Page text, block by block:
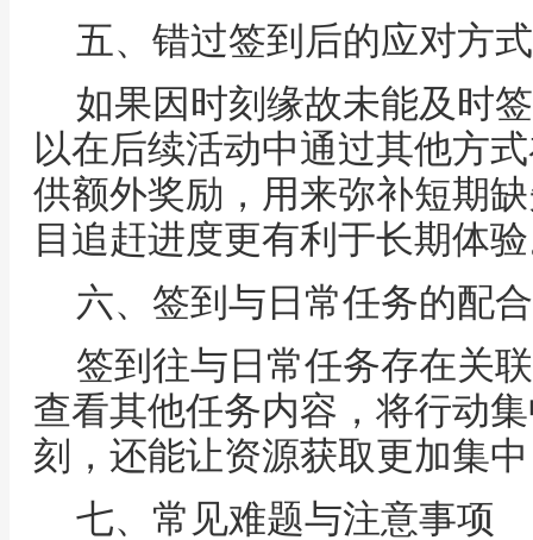
五、错过签到后的应对方式
如果因时刻缘故未能及时
以在后续活动中通过其他方
供额外奖励，用来弥补短期
目追赶进度更有利于长期体
六、签到与日常任务的配合
签到往与日常任务存在关
查看其他任务内容，将行动
刻，还能让资源获取更加集
七、常见难题与注意事项